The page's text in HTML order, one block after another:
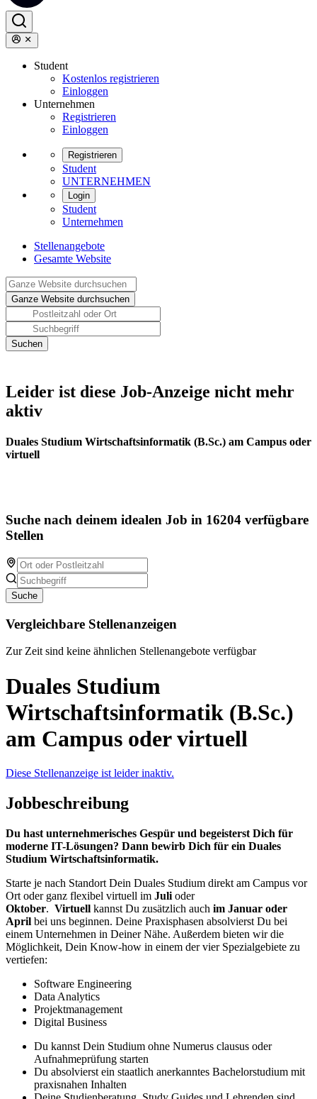
Student
Kostenlos registrieren
Einloggen
Unternehmen
Registrieren
Einloggen
Registrieren
Student
UNTERNEHMEN
Login
Student
Unternehmen
Stellenangebote
Gesamte Website
Leider ist diese Job-Anzeige nicht mehr
aktiv
Duales Studium Wirtschaftsinformatik (B.Sc.) am Campus oder
virtuell
Suche nach deinem idealen Job in 16204 verfügbare
Stellen
Suche
Vergleichbare Stellenanzeigen
Zur Zeit sind keine ähnlichen Stellenangebote verfügbar
Duales Studium
Wirtschaftsinformatik (B.Sc.)
am Campus oder virtuell
Diese Stellenanzeige ist leider inaktiv.
Jobbeschreibung
Du hast unternehmerisches Gespür und begeisterst Dich für
moderne IT-Lösungen? Dann bewirb Dich für ein Duales
Studium Wirtschaftsinformatik.
Starte je nach Standort Dein Duales Studium direkt am Campus vor
Ort oder ganz flexibel virtuell im Juli oder
Oktober. Virtuell kannst Du zusätzlich auch im Januar oder
April bei uns beginnen. Deine Praxisphasen absolvierst Du bei
einem Unternehmen in Deiner Nähe. Außerdem bieten wir die
Möglichkeit, Dein Know-how in einem der vier Spezialgebiete zu
vertiefen:
Software Engineering
Data Analytics
Projektmanagement
Digital Business
Du kannst Dein Studium ohne Numerus clausus oder
Aufnahmeprüfung starten
Du absolvierst ein staatlich anerkanntes Bachelorstudium mit
praxisnahen Inhalten